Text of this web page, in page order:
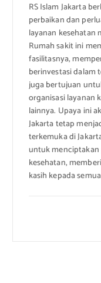
RS Islam Jakarta
perbaikan dan
layanan kesehatan
Rumah sakit ini
fasilitasnya,
berinvestasi dalam
juga bertujuan
organisasi layanan
lainnya. Upaya ini
Jakarta tetap
terkemuka di
untuk
kesehatan,
kasih kepada